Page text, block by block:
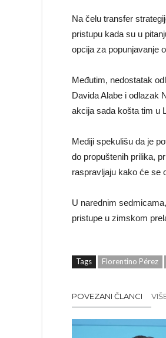
Na čelu transfer
pristupu kada su u
opcija za popunjavanje
Međutim, nedostatak
Davida Alabe i odlazak
akcija sada košta tim u
Mediji spekulišu da je
do propuštenih prilika,
raspravljaju kako će se
U narednim
pristupe u zimskom
Tags Florentino Pérez
POVEZANI ČLANCI